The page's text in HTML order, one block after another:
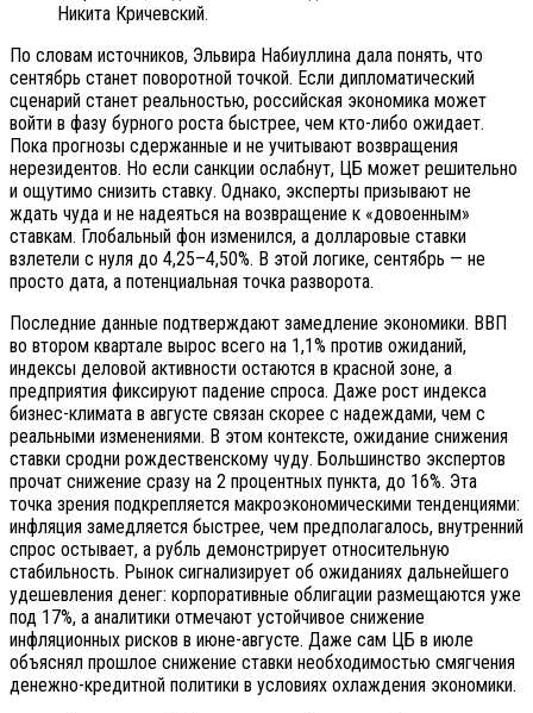
Никита Кричевский.
По словам источников, Эльвира Набиуллина дала понять, что
сентябрь станет поворотной точкой. Если дипломатический
сценарий станет реальностью, российская экономика может
войти в фазу бурного роста быстрее, чем кто-либо ожидает.
Пока прогнозы сдержанные и не учитывают возвращения
нерезидентов. Но если санкции ослабнут, ЦБ может решительно
и ощутимо снизить ставку. Однако, эксперты призывают не
ждать чуда и не надеяться на возвращение к «довоенным»
ставкам. Глобальный фон изменился, а долларовые ставки
взлетели с нуля до 4,25–4,50%. В этой логике, сентябрь — не
просто дата, а потенциальная точка разворота.
Последние данные подтверждают замедление экономики. ВВП
во втором квартале вырос всего на 1,1% против ожиданий,
индексы деловой активности остаются в красной зоне, а
предприятия фиксируют падение спроса. Даже рост индекса
бизнес-климата в августе связан скорее с надеждами, чем с
реальными изменениями. В этом контексте, ожидание снижения
ставки сродни рождественскому чуду. Большинство экспертов
прочат снижение сразу на 2 процентных пункта, до 16%. Эта
точка зрения подкрепляется макроэкономическими тенденциями:
инфляция замедляется быстрее, чем предполагалось, внутренний
спрос остывает, а рубль демонстрирует относительную
стабильность. Рынок сигнализирует об ожиданиях дальнейшего
удешевления денег: корпоративные облигации размещаются уже
под 17%, а аналитики отмечают устойчивое снижение
инфляционных рисков в июне-августе. Даже сам ЦБ в июле
объяснял прошлое снижение ставки необходимостью смягчения
денежно-кредитной политики в условиях охлаждения экономики.